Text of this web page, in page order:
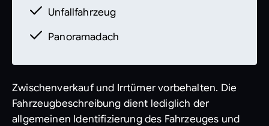
Unfallfahrzeug
Panoramadach
Zwischenverkauf und Irrtümer vorbehalten. Die
Fahrzeugbeschreibung dient lediglich der
allgemeinen Identifizierung des Fahrzeuges und